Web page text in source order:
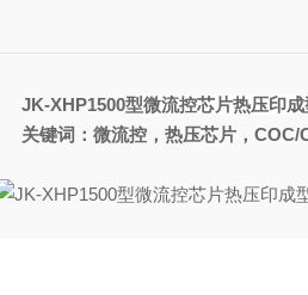
JK-XHP1500型微流控芯片热压印成
关键词：微流控，热压芯片， COC/